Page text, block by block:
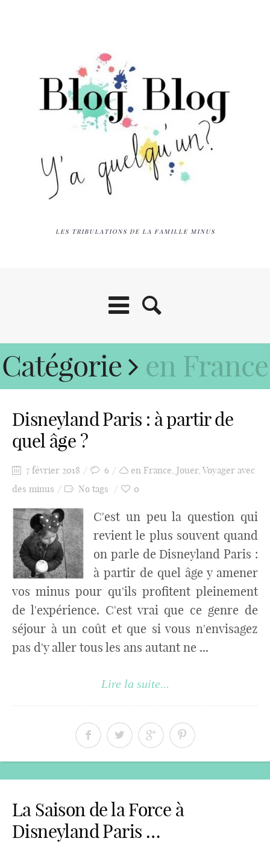
LES TRIBULATIONS DE LA FAMILLE MINUS
Catégorie en France
Disneyland Paris : à partir de
quel âge ?
7 février 2018 6 en France, Jouer, Voyager avec
des minus
No tags 0
C'est un peu la question qui
revient le plus souvent quand
on parle de Disneyland Paris :
à partir de quel âge y amener
vos minus pour qu'ils profitent pleinement
de l'expérience. C'est vrai que ce genre de
séjour à un coût et que si vous n'envisagez
pas d'y aller tous les ans autant ne ...
Lire la suite...
La Saison de la Force à
Disneyland Paris …